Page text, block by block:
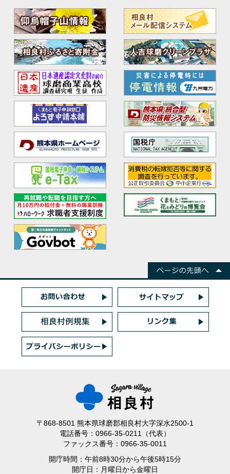
〒868-8501 熊本県球磨郡相良村大字深水2500-1
電話番号：0966-35-0211（代表）
ファックス番号：0966-35-0011
開庁時間：午前8時30分から午後5時15分
開庁日：月曜日から金曜日